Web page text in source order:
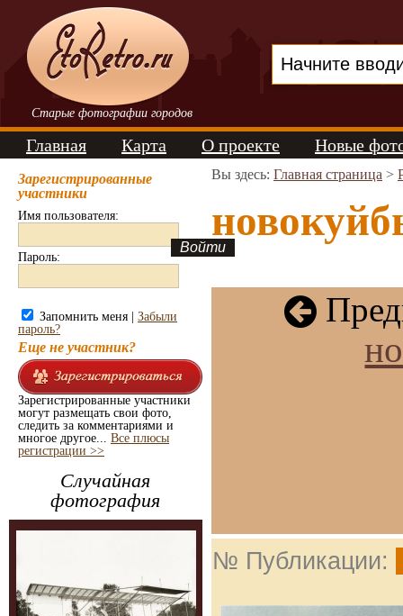
Старые фотографии городов
Главная Карта О проекте Новые
Зарегистрированные
участники
Имя пользователя:
Пароль:
Запомнить меня | Забыли
пароль?
Еще не участник?
Зарегистрированные участники
могут размещать свои фото,
следить за комментариями и
многое другое... Все плюсы
регистрации >>
Случайная
фотография
Вы здесь: Главная страница >
№ Публикации: